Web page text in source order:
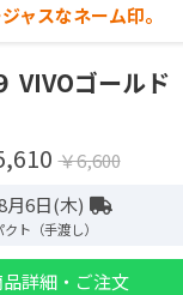
ャスなネーム印。
VIVOゴールド
￥6,600
月6日(木)
ト（手渡し）
品詳細・ご注文